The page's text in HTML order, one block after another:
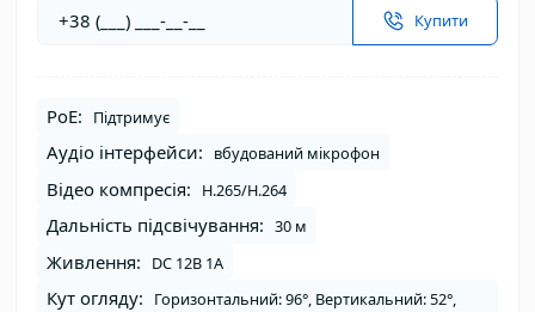
Купити
PoE: Підтримує
Аудіо інтерфейси: вбудований мікрофон
Відео компресія: H.265/H.264
Дальність підсвічування: 30 м
Живлення: DC 12В 1A
Кут огляду:
Горизонтальний: 96°, Вертикальний: 52°,